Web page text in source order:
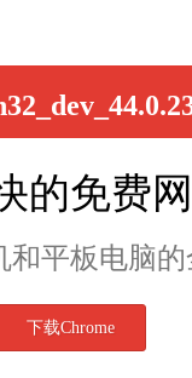
的免费
和平板电脑
下载Chrome